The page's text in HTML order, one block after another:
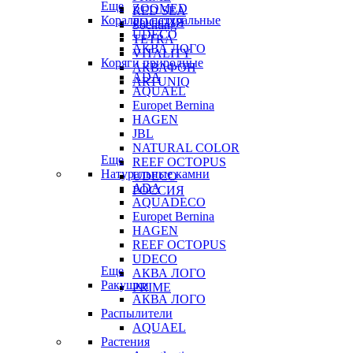
RED SEA
Sochting
TETRA
VITALITY
АКВАФОН
ARTUNIQ
ZOOMED
РОССИЯ
Еще
Кораллы натуральные
UDECO
АКВА ЛОГО
Коряги природные
ADA
AQUAEL
Europet Bernina
HAGEN
JBL
NATURAL COLOR
REEF OCTOPUS
UDECO
РОССИЯ
Еще
Натуральные камни
ADA
AQUADECO
Europet Bernina
HAGEN
REEF OCTOPUS
UDECO
АКВА ЛОГО
PRIME
Еще
Ракушки
АКВА ЛОГО
Распылители
AQUAEL
Растения